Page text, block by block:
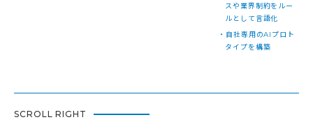
スや業界制約をルー
ルとして言語化
・自社専用のAIプロト
タイプを構築
SCROLL RIGHT